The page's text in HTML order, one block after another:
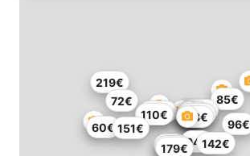
117€
179€
96€
151€
105€
132€ 83€
60€
68€
72€
94€
114€
219€
83€
85€
142€
110€